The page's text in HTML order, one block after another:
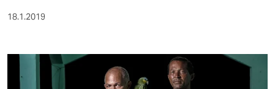
18.1.2019